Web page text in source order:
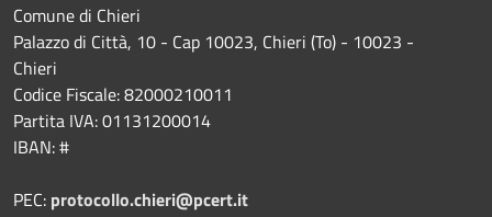
Comune di Chieri
Palazzo di Città, 10 - Cap 10023, Chieri (To) - 10023 -
Chieri
Codice Fiscale: 82000210011
Partita IVA: 01131200014
IBAN: #
PEC: protocollo.chieri@pcert.it